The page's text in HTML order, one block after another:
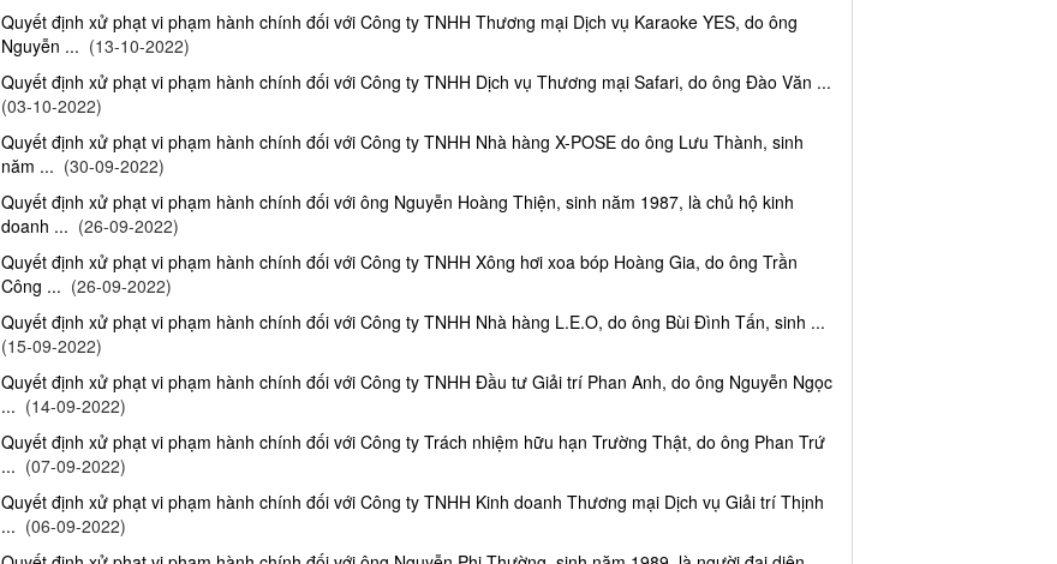
Quyết định xử phạt vi phạm hành chính đối với Công ty TNHH Thương mại Dịch vụ Karaoke YES, do ông
Nguyễn ... (13-10-2022)
Quyết định xử phạt vi phạm hành chính đối với Công ty TNHH Dịch vụ Thương mại Safari, do ông Đào Văn ...
(03-10-2022)
Quyết định xử phạt vi phạm hành chính đối với Công ty TNHH Nhà hàng X-POSE do ông Lưu Thành, sinh
năm ... (30-09-2022)
Quyết định xử phạt vi phạm hành chính đối với ông Nguyễn Hoàng Thiện, sinh năm 1987, là chủ hộ kinh
doanh ... (26-09-2022)
Quyết định xử phạt vi phạm hành chính đối với Công ty TNHH Xông hơi xoa bóp Hoàng Gia, do ông Trần
Công ... (26-09-2022)
Quyết định xử phạt vi phạm hành chính đối với Công ty TNHH Nhà hàng L.E.O, do ông Bùi Đình Tấn, sinh ...
(15-09-2022)
Quyết định xử phạt vi phạm hành chính đối với Công ty TNHH Đầu tư Giải trí Phan Anh, do ông Nguyễn Ngọc
... (14-09-2022)
Quyết định xử phạt vi phạm hành chính đối với Công ty Trách nhiệm hữu hạn Trường Thật, do ông Phan Trứ
... (07-09-2022)
Quyết định xử phạt vi phạm hành chính đối với Công ty TNHH Kinh doanh Thương mại Dịch vụ Giải trí Thịnh
... (06-09-2022)